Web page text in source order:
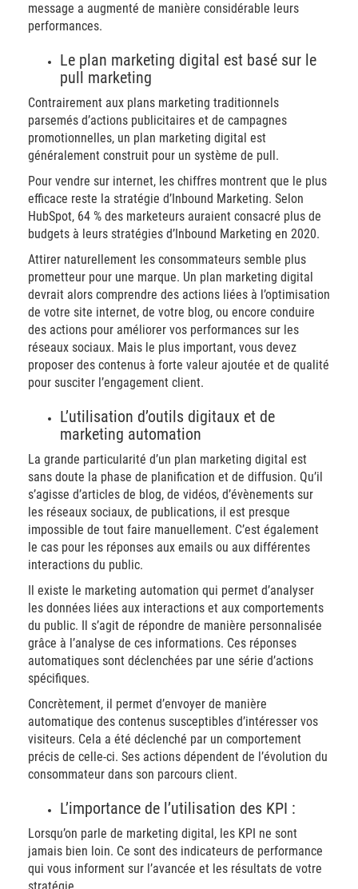
message a augmenté de manière considérable leurs
performances.
Le plan marketing digital est basé sur le
pull marketing
Contrairement aux plans marketing traditionnels
parsemés d’actions publicitaires et de campagnes
promotionnelles, un plan marketing digital est
généralement construit pour un système de pull.
Pour vendre sur internet, les chiffres montrent que le plus
efficace reste la stratégie d’Inbound Marketing. Selon
HubSpot, 64 % des marketeurs auraient consacré plus de
budgets à leurs stratégies d’Inbound Marketing en 2020.
Attirer naturellement les consommateurs semble plus
prometteur pour une marque. Un plan marketing digital
devrait alors comprendre des actions liées à l’optimisation
de votre site internet, de votre blog, ou encore conduire
des actions pour améliorer vos performances sur les
réseaux sociaux. Mais le plus important, vous devez
proposer des contenus à forte valeur ajoutée et de qualité
pour susciter l’engagement client.
L’utilisation d’outils digitaux et de
marketing automation
La grande particularité d’un plan marketing digital est
sans doute la phase de planification et de diffusion. Qu’il
s’agisse d’articles de blog, de vidéos, d’évènements sur
les réseaux sociaux, de publications, il est presque
impossible de tout faire manuellement. C’est également
le cas pour les réponses aux emails ou aux différentes
interactions du public.
Il existe le marketing automation qui permet d’analyser
les données liées aux interactions et aux comportements
du public. Il s’agit de répondre de manière personnalisée
grâce à l’analyse de ces informations. Ces réponses
automatiques sont déclenchées par une série d’actions
spécifiques.
Concrètement, il permet d’envoyer de manière
automatique des contenus susceptibles d’intéresser vos
visiteurs. Cela a été déclenché par un comportement
précis de celle-ci. Ses actions dépendent de l’évolution du
consommateur dans son parcours client.
L’importance de l’utilisation des KPI :
Lorsqu’on parle de marketing digital, les KPI ne sont
jamais bien loin. Ce sont des indicateurs de performance
qui vous informent sur l’avancée et les résultats de votre